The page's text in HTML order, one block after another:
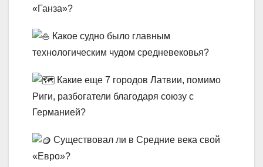
«Ганза»?
Какое судно было главным
технологическим чудом средневековья?
Какие еще 7 городов Латвии, помимо
Риги, разбогатели благодаря союзу с
Германией?
Существовал ли в Средние века свой
«Евро»?